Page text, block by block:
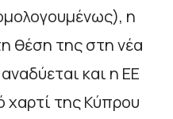
η
θέση της στη νέα
και η ΕΕ
χαρτί της Κύπρου